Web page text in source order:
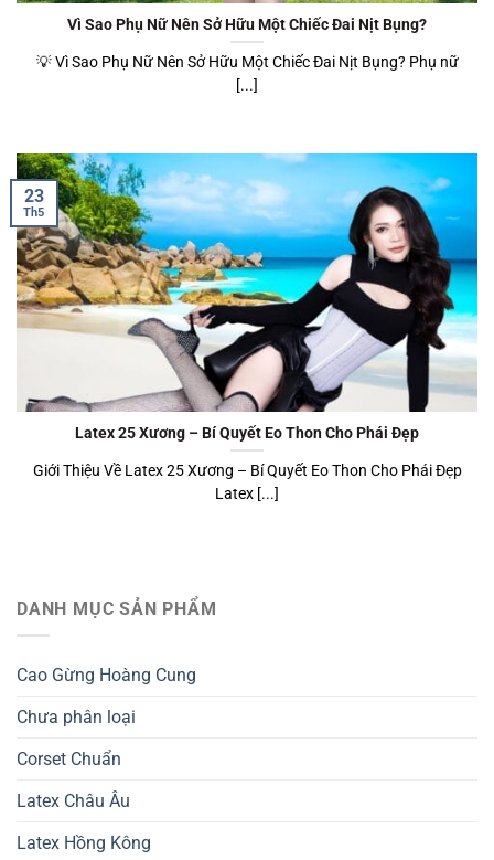
Vì Sao Phụ Nữ Nên Sở Hữu Một Chiếc Đai Nịt Bụng?
💡 Vì Sao Phụ Nữ Nên Sở Hữu Một Chiếc Đai Nịt Bụng? Phụ nữ
[...]
Latex 25 Xương – Bí Quyết Eo Thon Cho Phái Đẹp
Giới Thiệu Về Latex 25 Xương – Bí Quyết Eo Thon Cho Phái Đẹp
Latex [...]
23
Th5
DANH MỤC SẢN PHẨM
Cao Gừng Hoàng Cung
Chưa phân loại
Corset Chuẩn
Latex Châu Âu
Latex Hồng Kông